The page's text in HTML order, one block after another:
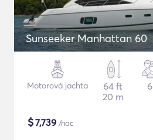
Sunseeker Manhattan 60
Motorová jachta
64 ft
20 m
6
$7,739 /noc